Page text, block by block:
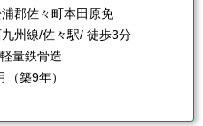
郡佐々町本田原免
州線/佐々駅/ 徒歩3分
量鉄骨造
築9年）